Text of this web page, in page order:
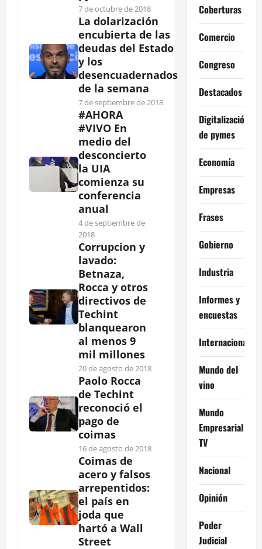
7 de octubre de 2018
La dolarización
encubierta de las
deudas del Estado
y los
desencuadernados
de la semana
7 de septiembre de 2018
#AHORA
#VIVO En
medio del
desconcierto
la UIA
comienza su
conferencia
anual
4 de septiembre de
2018
Corrupcion y
lavado:
Betnaza,
Rocca y otros
directivos de
Techint
blanquearon
al menos 9
mil millones
20 de agosto de 2018
Paolo Rocca
de Techint
reconoció el
pago de
coimas
16 de agosto de 2018
Coimas de
acero y falsos
arrepentidos:
el país en
joda que
hartó a Wall
Street
Coberturas
Comercio
Congreso
Destacados
Digitalización
de pymes
Economía
Empresas
Frases
Gobierno
Industria
Informes y
encuestas
Internacional
Mundo del
vino
Mundo
Empresarial
TV
Nacional
Opinión
Poder
Judicial